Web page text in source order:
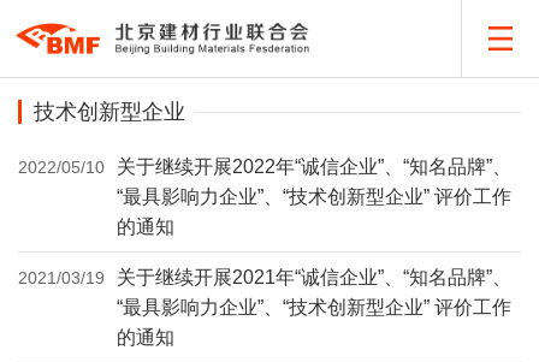
技术创新型企业
2022/05/10
关于继续开展2022年“诚信企业”、“知名品牌”、
“最具影响力企业”、“技术创新型企业” 评价工作
的通知
2021/03/19
关于继续开展2021年“诚信企业”、“知名品牌”、
“最具影响力企业”、“技术创新型企业” 评价工作
的通知